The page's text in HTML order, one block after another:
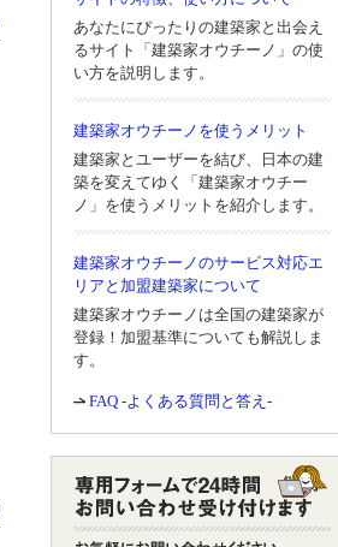
あなたにぴったりの建築家と出会え
るサイト「建築家オウチーノ」の使
い方を説明します。
建築家オウチーノを使うメリット
建築家とユーザーを結び、日本の建
築を変えてゆく「建築家オウチー
ノ」を使うメリットを紹介します。
建築家オウチーノのサービス対応エ
リアと加盟建築家について
建築家オウチーノは全国の建築家が
登録！加盟基準についても解説しま
す。
FAQ -よくある質問と答え-